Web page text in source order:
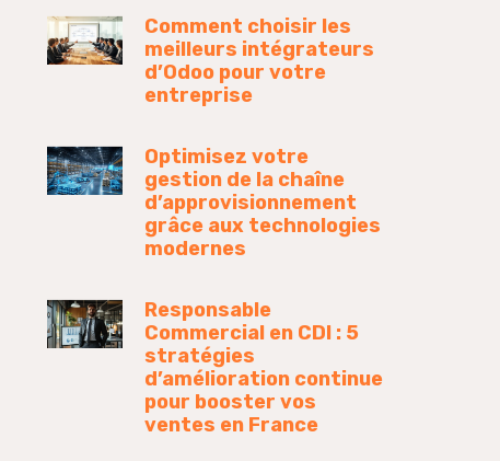
Comment choisir les
meilleurs intégrateurs
d’Odoo pour votre
entreprise
Optimisez votre
gestion de la chaîne
d’approvisionnement
grâce aux technologies
modernes
Responsable
Commercial en CDI : 5
stratégies
d’amélioration continue
pour booster vos
ventes en France